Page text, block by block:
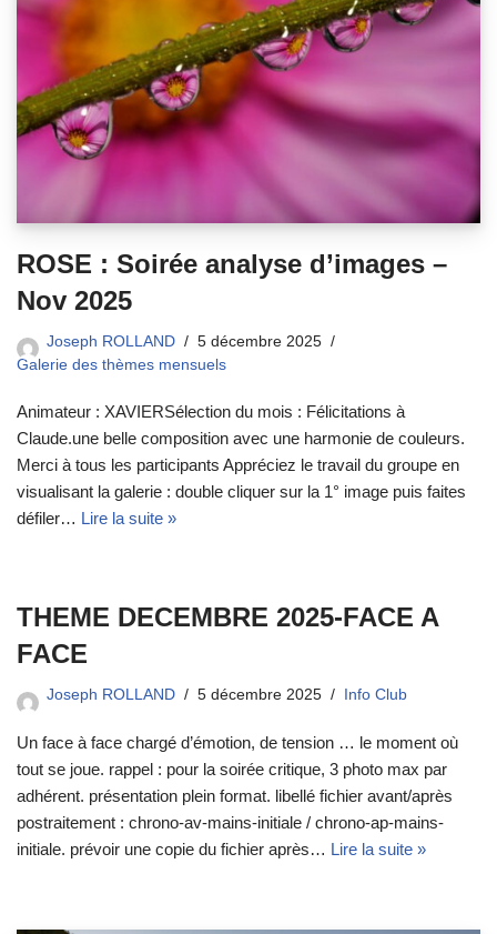
ROSE : Soirée analyse d’images –
Nov 2025
Joseph ROLLAND
5 décembre 2025
Galerie des thèmes mensuels
Animateur : XAVIERSélection du mois : Félicitations à
Claude.une belle composition avec une harmonie de couleurs.
Merci à tous les participants Appréciez le travail du groupe en
visualisant la galerie : double cliquer sur la 1° image puis faites
défiler… Lire la suite »
THEME DECEMBRE 2025-FACE A
FACE
Joseph ROLLAND 5 décembre 2025 Info Club
Un face à face chargé d’émotion, de tension … le moment où
tout se joue. rappel : pour la soirée critique, 3 photo max par
adhérent. présentation plein format. libellé fichier avant/après
postraitement : chrono-av-mains-initiale / chrono-ap-mains-
initiale. prévoir une copie du fichier après… Lire la suite »